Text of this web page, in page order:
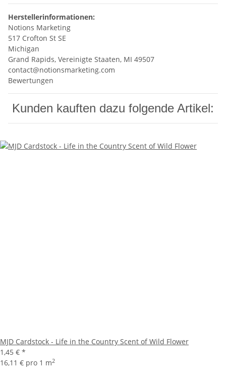
Herstellerinformationen:
Notions Marketing
517 Crofton St SE
Michigan
Grand Rapids, Vereinigte Staaten, MI 49507
contact@notionsmarketing.com
Bewertungen
Kunden kauften dazu folgende Artikel:
MJD Cardstock - Life in the Country Scent of Wild Flower
1,45 € *
16,11 € pro 1 m2